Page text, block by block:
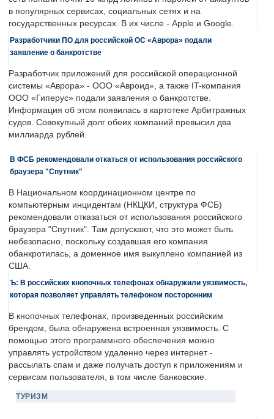
в популярных сервисах, социальных сетях и на
государственных ресурсах. В их числе - Apple и Google.
Разработчики ПО для российской ОС «Аврора» подали
заявление о банкротстве
Разработчик приложений для российской операционной
системы «Аврора» - ООО «Авроид», а также IT-компания
ООО «Гиперус» подали заявления о банкротстве.
Информация об этом появилась в картотеке Арбитражных
судов. Совокупный долг обеих компаний превысил два
миллиарда рублей.
В ФСБ рекомендовали откаться от использования российского
браузера "Спутник"
В Национальном координационном центре по
компьютерным инцидентам (НКЦКИ, структура ФСБ)
рекомендовали отказаться от использования российского
браузера "Спутник". Там допускают, что это может быть
небезопасно, поскольку создавшая его компания
обанкротилась, а доменное имя выкуплено компанией из
США.
Ъ: В российских кнопочных телефонах обнаружили уязвимость,
которая позволяет управлять телефоном посторонним
В кнопочных телефонах, произведенных российским
брендом, была обнаружена встроенная уязвимость. С
помощью этого программного обеспечения можно
управлять устройством удаленно через интернет -
рассылать спам и даже получать доступ к приложениям и
сервисам пользователя, в том числе банковские.
ТУРИЗМ